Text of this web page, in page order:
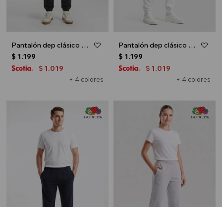
Pantalón dep clásico c/puños elásticos - UNISEX - Negro
+ 4 colores
$ 1.199
$ 1.019
Pantalón dep clásico c/puños elásticos - UNISEX - Blanco
+ 4 colores
$ 1.199
$ 1.019